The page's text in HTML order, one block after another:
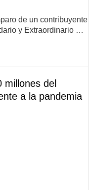
de un contribuyente
y Extraordinario …
millones del
a la pandemia